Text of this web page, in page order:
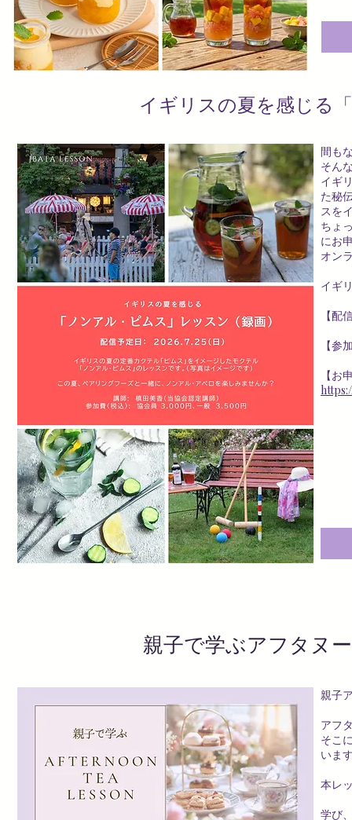
イギリスの夏を感じる
間も
そん
イギ
た秘
スを
ちょ
にお
オン
イギ
【配
【参
【お
親子で学ぶアフタヌ
親子
アフ
そこ
いま
本レ
学び